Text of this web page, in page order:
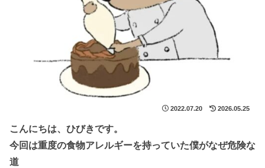
2022.07.20 2026.05.25
こんにちは、ひびきです。
今回は重度の食物アレルギーを持っていた僕がなぜ危険な
道